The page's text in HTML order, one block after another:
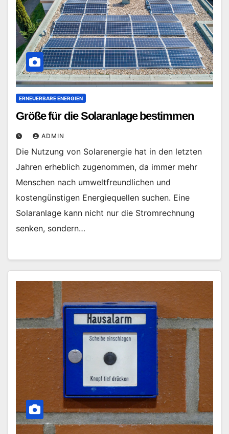
ERNEUERBARE ENERGIEN
Größe für die Solaranlage bestimmen
ADMIN
Die Nutzung von Solarenergie hat in den letzten
Jahren erheblich zugenommen, da immer mehr
Menschen nach umweltfreundlichen und
kostengünstigen Energiequellen suchen. Eine
Solaranlage kann nicht nur die Stromrechnung
senken, sondern…